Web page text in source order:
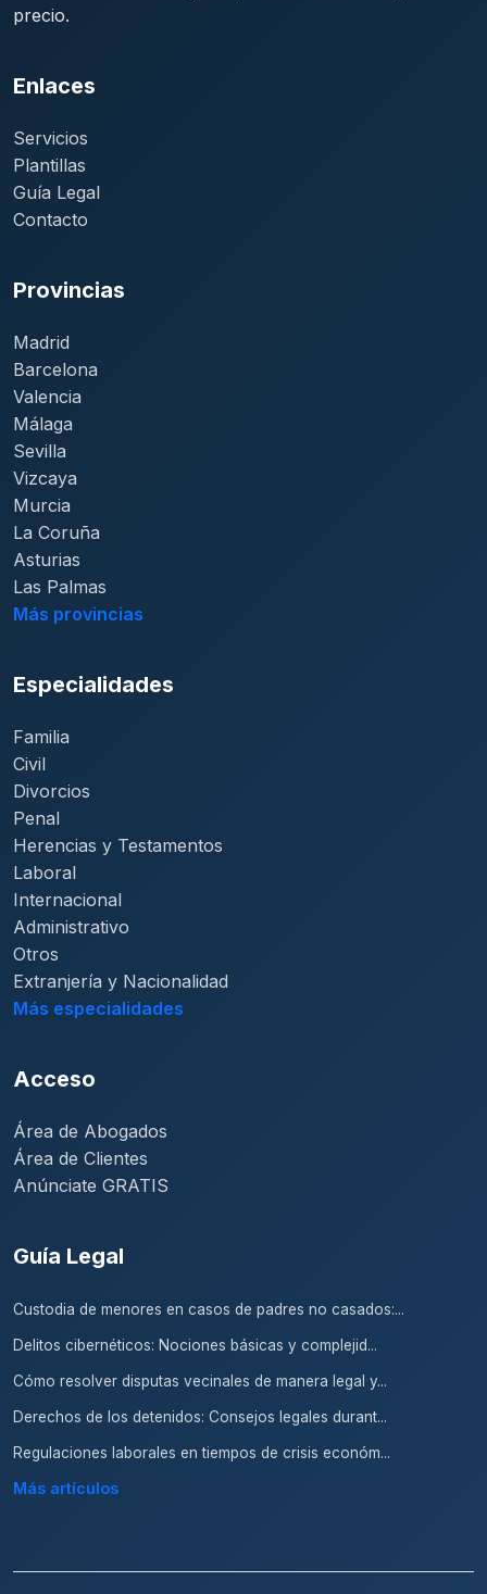
precio.
Enlaces
Servicios
Plantillas
Guía Legal
Contacto
Provincias
Madrid
Barcelona
Valencia
Málaga
Sevilla
Vizcaya
Murcia
La Coruña
Asturias
Las Palmas
Más provincias
Especialidades
Familia
Civil
Divorcios
Penal
Herencias y Testamentos
Laboral
Internacional
Administrativo
Otros
Extranjería y Nacionalidad
Más especialidades
Acceso
Área de Abogados
Área de Clientes
Anúnciate GRATIS
Guía Legal
Custodia de menores en casos de padres no casados:...
Delitos cibernéticos: Nociones básicas y complejid...
Cómo resolver disputas vecinales de manera legal y...
Derechos de los detenidos: Consejos legales durant...
Regulaciones laborales en tiempos de crisis económ...
Más artículos